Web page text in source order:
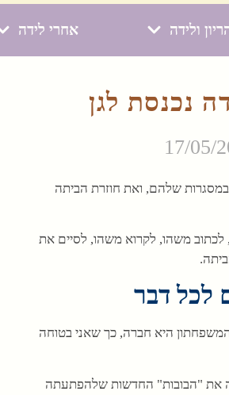
ולידה אחרי לידה
נכנסת לגן
שלהם, ואת חוזרת הביתה
לכתוב משהו, לקרוא משהו, לסיים את
לכל דבר
היא חברה, כך שאני בטוחה
את "הבובות" החדשות שלהפתעתה